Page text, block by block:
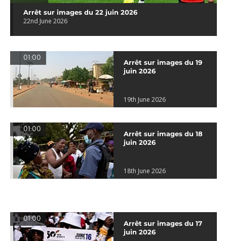
Arrêt sur images du 22 juin 2026
22nd June 2026
01:00
Arrêt sur images du 19
juin 2026
19th June 2026
01:00
Arrêt sur images du 18
juin 2026
18th June 2026
01:00
Arrêt sur images du 17
juin 2026